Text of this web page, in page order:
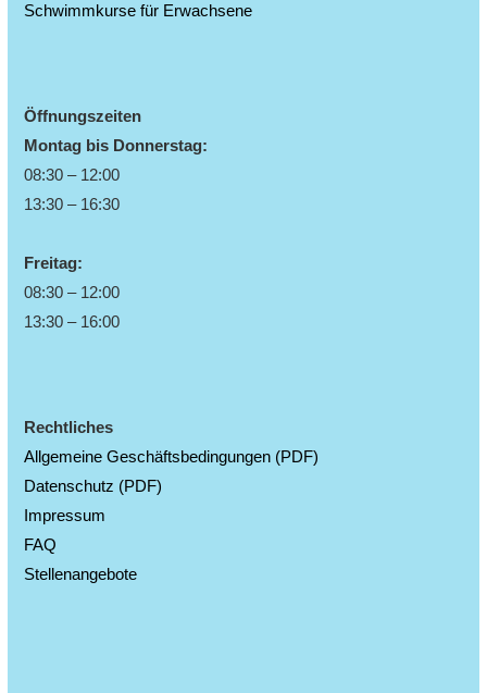
Schwimmkurse für Erwachsene
Öffnungszeiten
Montag bis Donnerstag:
08:30 – 12:00
13:30 – 16:30
Freitag:
08:30 – 12:00
13:30 – 16:00
Rechtliches
Allgemeine Geschäftsbedingungen (PDF)
Datenschutz (PDF)
Impressum
FAQ
Stellenangebote